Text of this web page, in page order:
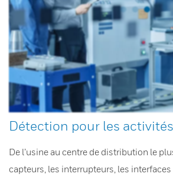
Détection pour les
De l’usine au centre de distribution le
capteurs, les interrupteurs, les